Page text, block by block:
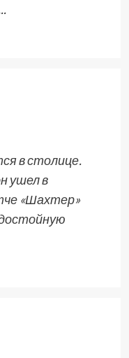
в столице.
ушел в
«Шахтер»